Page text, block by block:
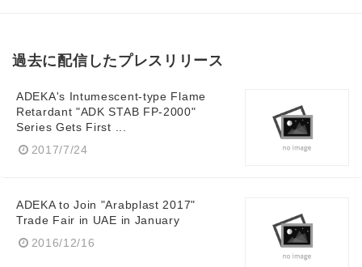
過去に配信したプレスリリース
ADEKA's Intumescent-type Flame
Retardant "ADK STAB FP-2000"
Series Gets First ...
2017/7/24
ADEKA to Join "Arabplast 2017"
Trade Fair in UAE in January
2016/12/16